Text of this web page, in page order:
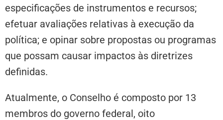
especificações de instrumentos e recursos;
efetuar avaliações relativas à execução da
política; e opinar sobre propostas ou programas
que possam causar impactos às diretrizes
definidas.
Atualmente, o Conselho é composto por 13
membros do governo federal, oito